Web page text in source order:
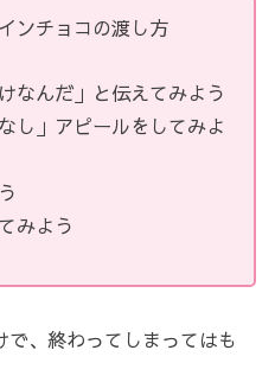
ンチョコの渡し方
んだ」と伝えてみよう
」アピールをしてみよ
みよう
、終わってしまってはも